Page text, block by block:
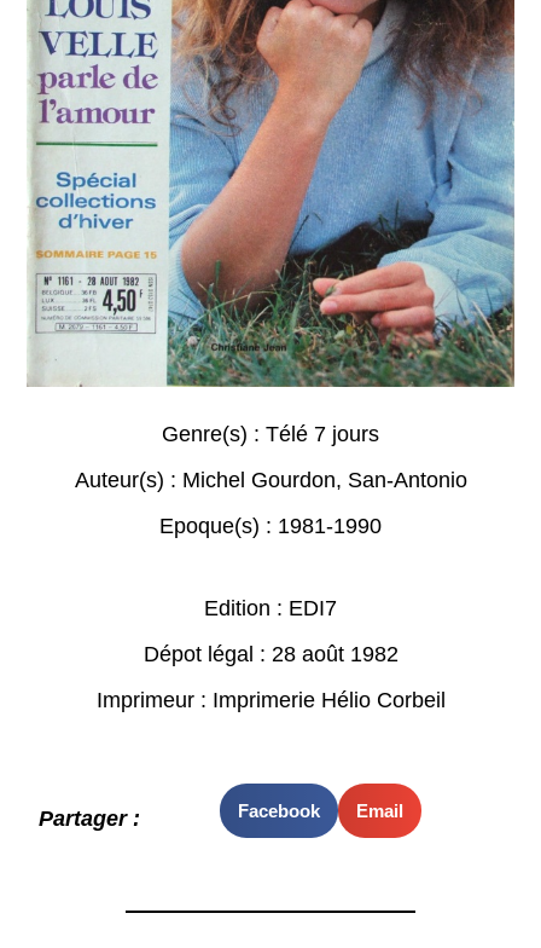
Genre(s) : Télé 7 jours
Auteur(s) : Michel Gourdon, San-Antonio
Epoque(s) : 1981-1990
Edition : EDI7
Dépot légal : 28 août 1982
Imprimeur : Imprimerie Hélio Corbeil
Partager : Facebook Email